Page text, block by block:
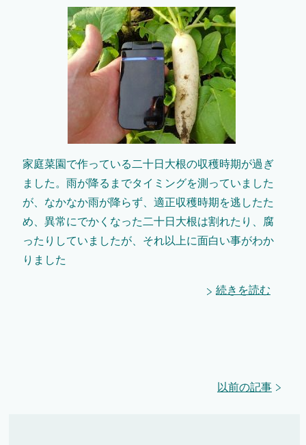
家庭菜園で作っている二十日大根の収穫時期が過ぎ
ました。雨が降るまでタイミングを測っていました
が、なかなか雨が降らず、適正収穫時期を逃したた
め、異常にでかくなった二十日大根は割れたり、腐
ったりしていましたが、それ以上に面白い事がわか
りました
続きを読む
以前の記事